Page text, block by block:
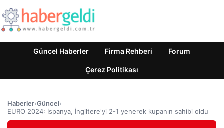
Güncel Haberler Firma Rehberi Forum
Çerez Politikası
Haberler›Güncel›
EURO 2024: İspanya, İngiltere'yi 2-1 yenerek kupanın sahibi oldu